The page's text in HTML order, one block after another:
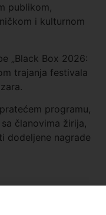
publikom,
i kulturnom
„Black Box 2026:
trajanja festivala
programu,
članovima žirija,
dodeljene nagrade